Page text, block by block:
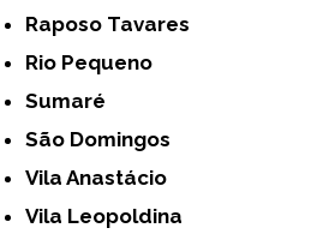
Raposo Tavares
Rio Pequeno
Sumaré
São Domingos
Vila Anastácio
Vila Leopoldina